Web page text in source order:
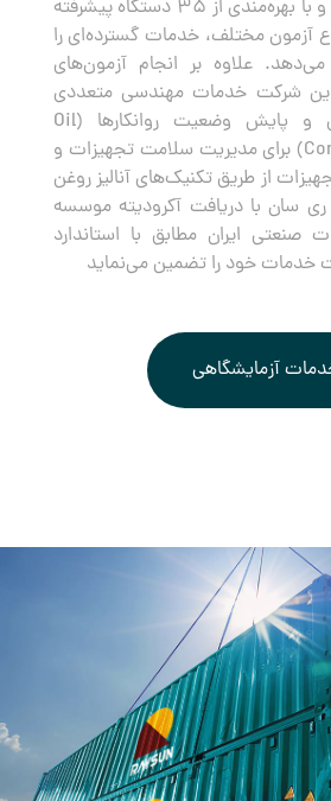
خنک‌کننده و گریس، و با بهره‌مندی از ۳۵ دستگاه پیشرفته
انجام ۶۰ نوع آزمون مختلف، خدمات گسترده‌ای را
می‌دهد. علاوه بر انجام آزمون‌های
شرکت خدمات مهندسی متعددی
مانند آنالیز، تحلیل و پایش وضعیت روانکارها (Oil
Condition Monitoring) برای مدیریت سلامت تجهیزات و
از طریق تکنیک‌های آنالیز روغن
ری سان با دریافت آکرودیته موسسه
صنعتی ایران مطابق با استاندارد
آزمایشگاهی